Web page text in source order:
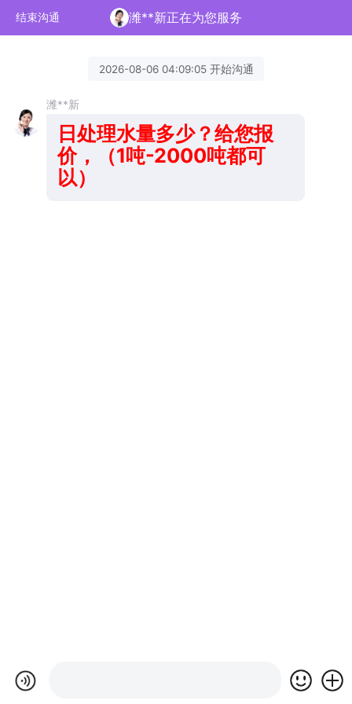
结束沟通 潍**新正在为您服务
2026-08-06 04:09:05 开始沟通
潍**新
日处理水量多少？给您报
价，（1吨-2000吨都可
以）